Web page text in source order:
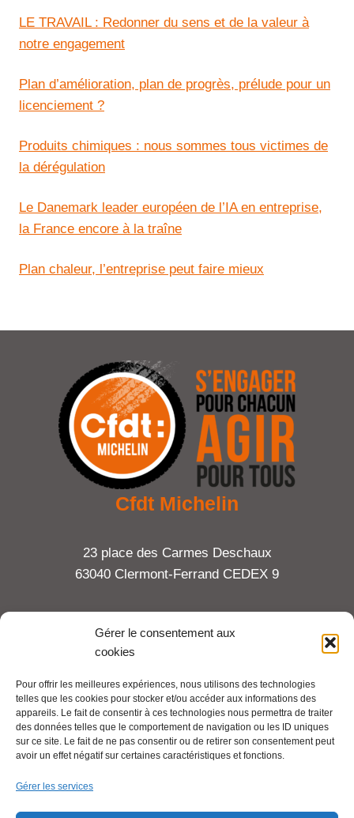
Gérer le consentement aux
cookies
Pour offrir les meilleures expériences, nous utilisons des technologies
telles que les cookies pour stocker et/ou accéder aux informations des
appareils. Le fait de consentir à ces technologies nous permettra de traiter
des données telles que le comportement de navigation ou les ID uniques
sur ce site. Le fait de ne pas consentir ou de retirer son consentement peut
avoir un effet négatif sur certaines caractéristiques et fonctions.
Gérer les services
LE TRAVAIL : Redonner du sens et de la valeur à
notre engagement
Plan d’amélioration, plan de progrès, prélude pour un
licenciement ?
Produits chimiques : nous sommes tous victimes de
la dérégulation
Le Danemark leader européen de l’IA en entreprise,
la France encore à la traîne
Plan chaleur, l’entreprise peut faire mieux
Cfdt Michelin
23 place des Carmes Deschaux
63040 Clermont-Ferrand CEDEX 9
Tel : 06 65 27 23 81
Mentions légales
Pour aller plus loin :